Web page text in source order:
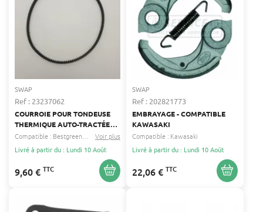
SWAP
Ref : 23237062
COURROIE POUR TONDEUSE
THERMIQUE AUTO-TRACTÉE
BESTGREEN EXPERT, NO NAME
- 6.6 MM D'ÉPAISSEUR, 10 MM
DE LARGEUR
Compatible : No name...
Voir plus
Livré à partir du : Lundi 10 Août
9,60 € TTC
SWAP
Ref : 202821773
EMBRAYAGE - COMPATIBLE
KAWASAKI
Compatible : Kawasaki
Livré à partir du : Lundi 10 Août
22,06 € TTC